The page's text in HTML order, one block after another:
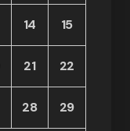
14 15
21 22
28 29